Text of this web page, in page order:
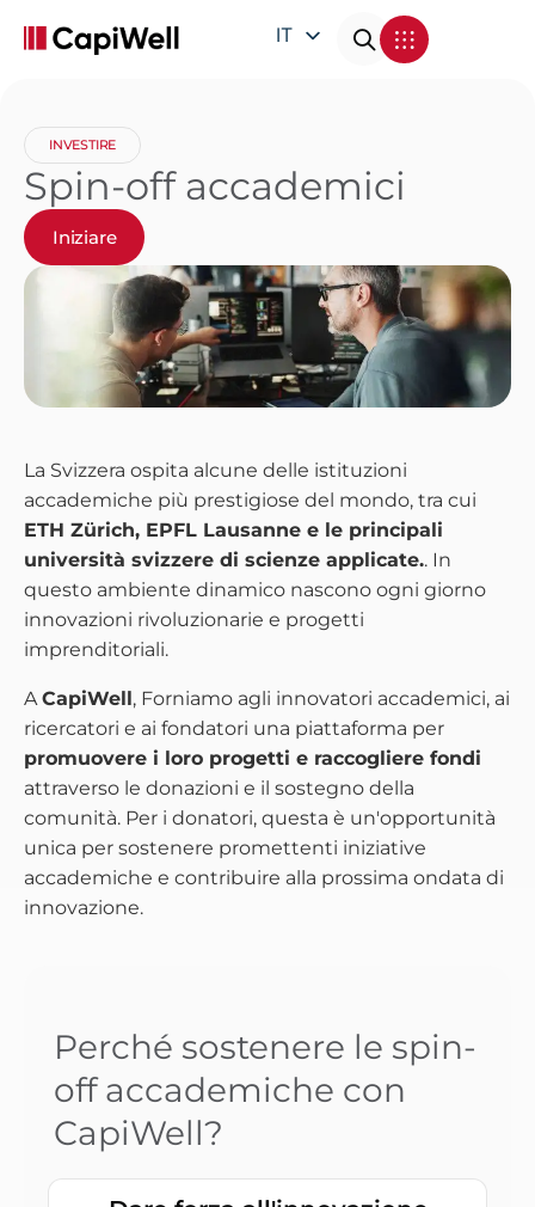
IT
INVESTIRE
Spin-off accademici
Iniziare
La Svizzera ospita alcune delle istituzioni
accademiche più prestigiose del mondo, tra cui
ETH Zürich, EPFL Lausanne e le principali
università svizzere di scienze applicate.. In
questo ambiente dinamico nascono ogni giorno
innovazioni rivoluzionarie e progetti
imprenditoriali.
ACapiWell, Forniamo agli innovatori accademici, ai
ricercatori e ai fondatori una piattaforma per
promuovere i loro progetti e raccogliere fondi
attraverso le donazioni e il sostegno della
comunità. Per i donatori, questa è un'opportunità
unica per sostenere promettenti iniziative
accademiche e contribuire alla prossima ondata di
innovazione.
Perché sostenere le spin-
off accademiche con
CapiWell?